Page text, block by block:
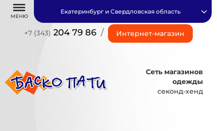
МЕНЮ
+7 (343) 204 79 86 / Интернет-магазин
Екатеринбург и Свердловская область
Сеть магазинов
одежды
секонд-хенд